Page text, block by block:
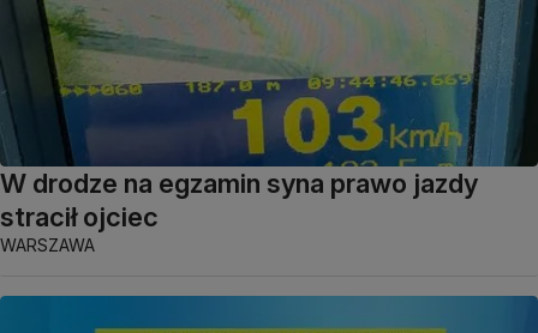
W drodze na egzamin syna prawo jazdy
stracił ojciec
WARSZAWA